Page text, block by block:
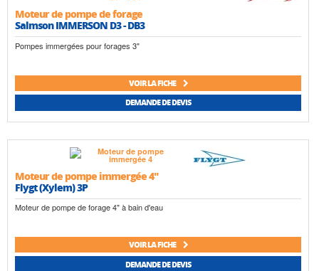
Moteur de pompe de forage
Salmson IMMERSON D3 - DB3
Pompes immergées pour forages 3"
VOIR LA FICHE
DEMANDE DE DEVIS
Moteur de pompe immergée 4"
Flygt (Xylem) 3P
Moteur de pompe de forage 4" à bain d'eau
VOIR LA FICHE
DEMANDE DE DEVIS